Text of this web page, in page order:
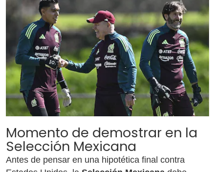
Momento de demostrar en la
Selección Mexicana
Antes de pensar en una hipotética final contra